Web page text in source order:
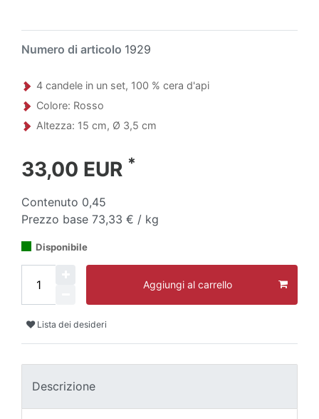
Numero di articolo 1929
4 candele in un set, 100 % cera d'api
Colore: Rosso
Altezza: 15 cm, Ø 3,5 cm
33,00 EUR *
Contenuto 0,45
Prezzo base 73,33 € / kg
Disponibile
Aggiungi al carrello
Lista dei desideri
Descrizione